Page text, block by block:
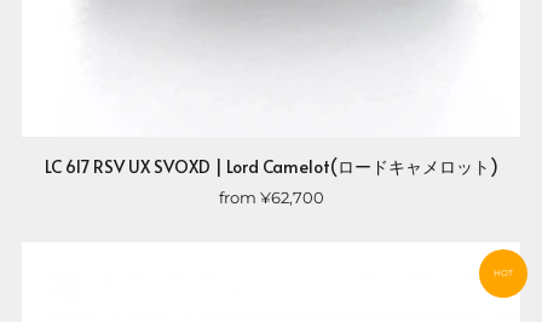
LC 617 RSV UX SVOXD | Lord Camelot(ロードキャメロット)
from ¥62,700
HOT